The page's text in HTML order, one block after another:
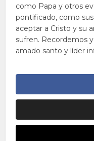
como Papa y otros
pontificado, como
aceptar a Cristo y su
sufren. Recordemos
amado santo y líder